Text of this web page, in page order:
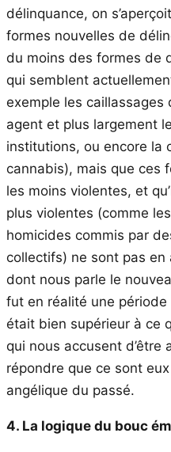
délinquance, on
formes nouvelles de
du moins des formes de
qui semblent
exemple les caillassages
agent et plus largement
institutions, ou encore la
cannabis), mais que ces
les moins violentes, et
plus violentes (comme
homicides commis par
collectifs) ne sont pas en
dont nous parle le
fut en réalité une
était bien supérieur à ce
qui nous accusent d’être
répondre que ce sont
angélique du passé.
4. La logique du bouc